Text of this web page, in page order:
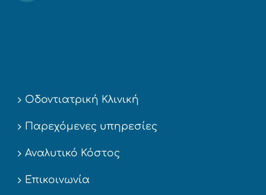
Οδοντιατρική Κλινική
Παρεχόμενες υπηρεσίες
Αναλυτικό Κόστος
Επικοινωνία